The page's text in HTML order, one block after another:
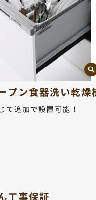
プン食器洗い乾燥
て追加で設置可能！
工事保証